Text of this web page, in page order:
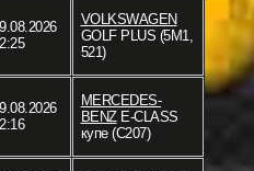
VOLKSWAGEN
GOLF PLUS (5M1,
521)
MERCEDES-
BENZE-CLASS
купе (C207)